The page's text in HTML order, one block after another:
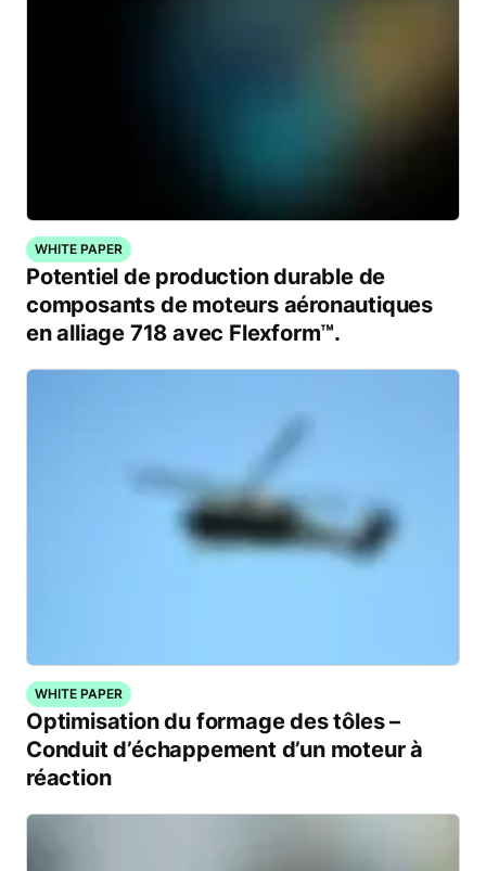
WHITE PAPER
Potentiel de production durable de
composants de moteurs aéronautiques
en alliage 718 avec Flexform™.
WHITE PAPER
Optimisation du formage des tôles –
Conduit d’échappement d’un moteur à
réaction